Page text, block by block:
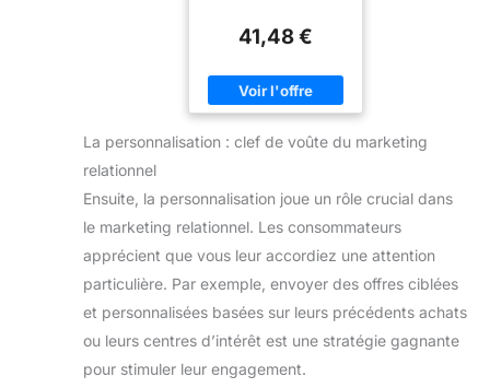
guide to
administering,
customizing
Salesforce CRM
41,48 €
La personnalisation : clef de voûte du marketing
relationnel
Ensuite, la personnalisation joue un rôle crucial dans
le marketing relationnel. Les consommateurs
apprécient que vous leur accordiez une attention
particulière. Par exemple, envoyer des offres ciblées
et personnalisées basées sur leurs précédents achats
ou leurs centres d’intérêt est une stratégie gagnante
pour stimuler leur engagement.